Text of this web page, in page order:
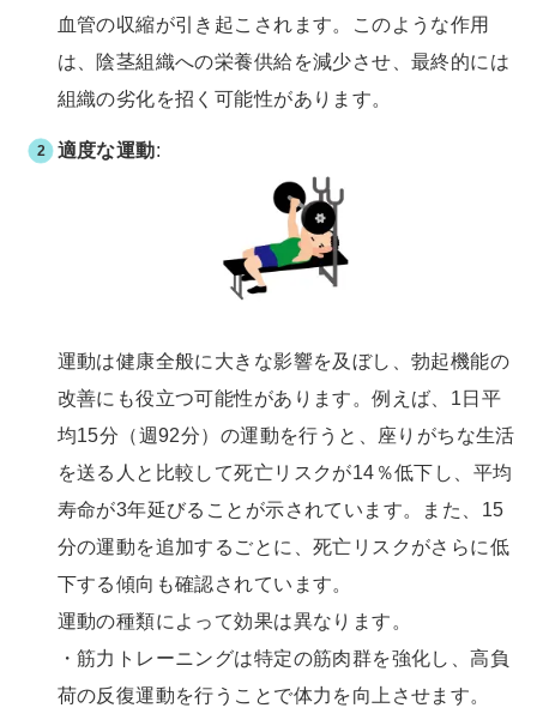
血管の収縮が引き起こされます。このような作用
は、陰茎組織への栄養供給を減少させ、最終的には
組織の劣化を招く可能性があります。
適度な運動:
運動は健康全般に大きな影響を及ぼし、勃起機能の
改善にも役立つ可能性があります。例えば、1日平
均15分（週92分）の運動を行うと、座りがちな生活
を送る人と比較して死亡リスクが14％低下し、平均
寿命が3年延びることが示されています。また、15
分の運動を追加するごとに、死亡リスクがさらに低
下する傾向も確認されています。
運動の種類によって効果は異なります。
・筋力トレーニングは特定の筋肉群を強化し、高負
荷の反復運動を行うことで体力を向上させます。